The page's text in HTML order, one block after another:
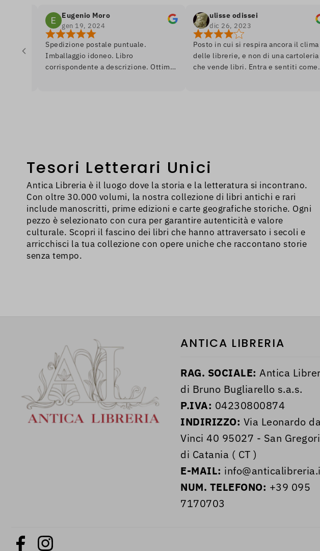
Eugenio Moro
gen 19, 2024
Spedizione postale puntuale.
Imballaggio idoneo. Libro
corrispondente a descrizione. Ottimo.
ulisse odissei
dic 26, 2023
Posto in cui si respira ancora il clima
delle librerie, e non di una cartoleria
che vende libri. Entra e sentiti come
Tesori Letterari Unici
Antica Libreria è il luogo dove la storia e la letteratura si incontrano.
Con oltre 30.000 volumi, la nostra collezione di libri antichi e rari
include manoscritti, prime edizioni e carte geografiche storiche. Ogni
pezzo è selezionato con cura per garantire autenticità e valore
culturale. Scopri il fascino dei libri che hanno attraversato i secoli e
arricchisci la tua collezione con opere uniche che raccontano storie
senza tempo.
ANTICA LIBRERIA
RAG. SOCIALE: Antica
di Bruno Bugliarello s.a.s.
P.IVA: 04230800874
INDIRIZZO: Via Leonardo da
Vinci 40 95027 - San
di Catania ( CT )
E-MAIL:
NUM. TELEFONO: +39 095
7170703